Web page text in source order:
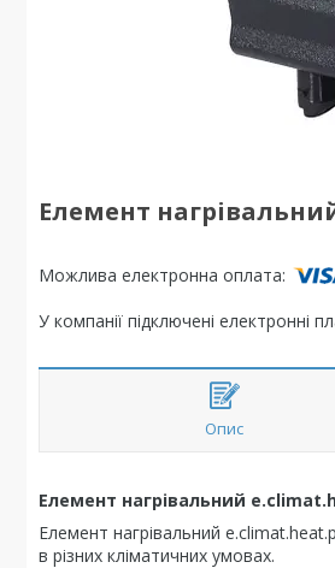
Елемент
У компанії підключені
Опис
Елемент нагрівальний
Елемент нагрівальний
в різних кліматичних умовах.